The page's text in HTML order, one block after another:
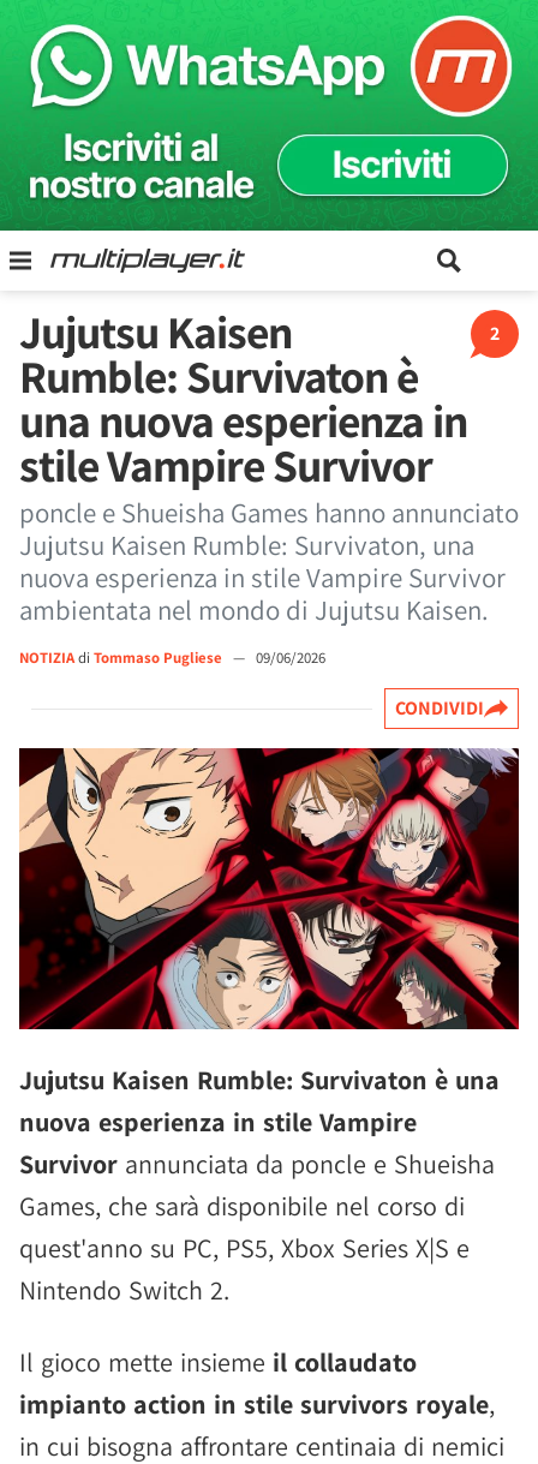
2
Jujutsu Kaisen
Rumble: Survivaton è
una nuova esperienza in
stile Vampire Survivor
poncle e Shueisha Games hanno annunciato
Jujutsu Kaisen Rumble: Survivaton, una
nuova esperienza in stile Vampire Survivor
ambientata nel mondo di Jujutsu Kaisen.
NOTIZIAdi Tommaso Pugliese — 09/06/2026
CONDIVIDI
Jujutsu Kaisen Rumble: Survivaton è una
nuova esperienza in stile Vampire
Survivor annunciata da poncle e Shueisha
Games, che sarà disponibile nel corso di
quest'anno su PC, PS5, Xbox Series X|S e
Nintendo Switch 2.
Il gioco mette insieme il collaudato
impianto action in stile survivors royale,
in cui bisogna affrontare centinaia di nemici